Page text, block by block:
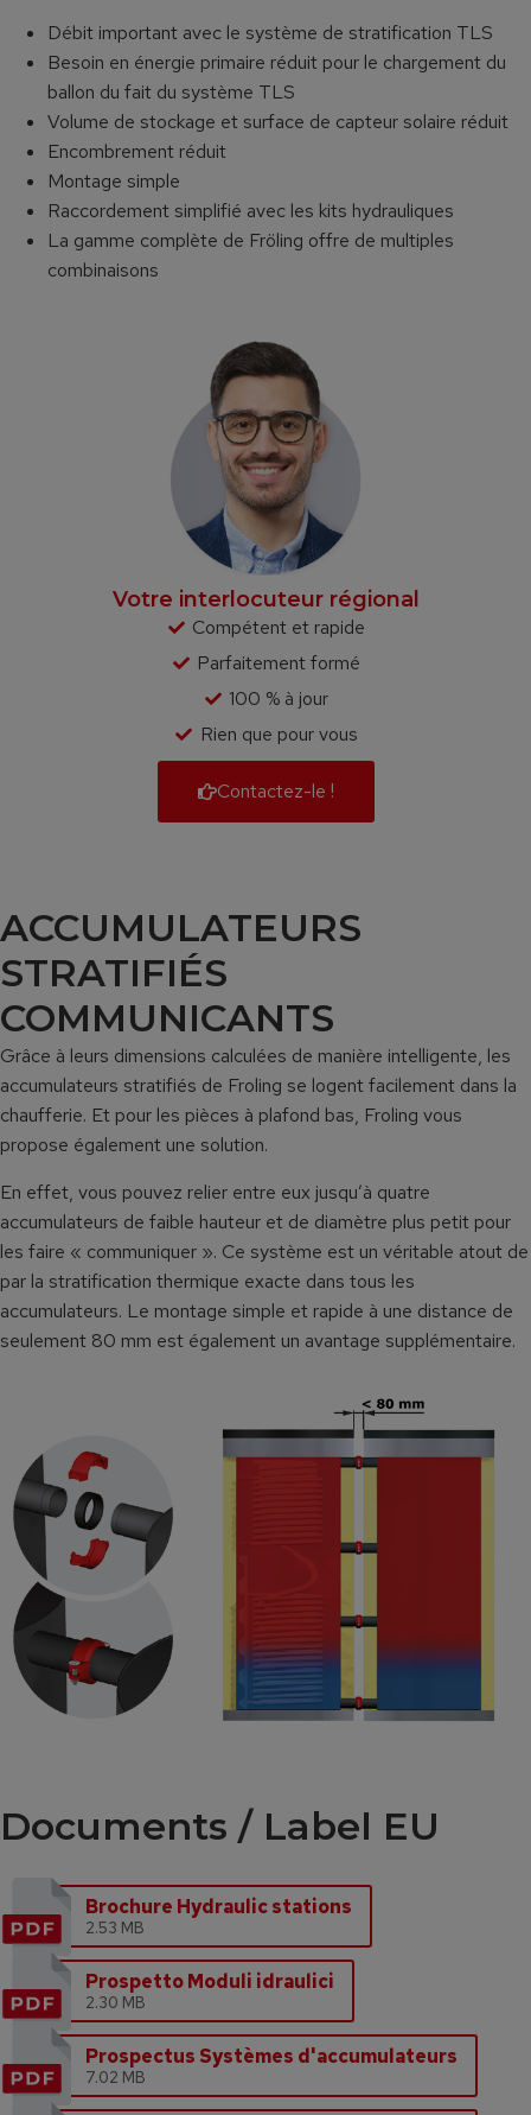
Débit important avec le système de stratification TLS
Besoin en énergie primaire réduit pour le chargement du
ballon du fait du système TLS
Volume de stockage et surface de capteur solaire réduit
Encombrement réduit
Montage simple
Raccordement simplifié avec les kits hydrauliques
La gamme complète de Fröling offre de multiples
combinaisons
Votre interlocuteur régional
Compétent et rapide
Parfaitement formé
100 % à jour
Rien que pour vous
Contactez-le !
ACCUMULATEURS
STRATIFIÉS
COMMUNICANTS
Grâce à leurs dimensions calculées de manière intelligente, les
accumulateurs stratifiés de Froling se logent facilement dans la
chaufferie. Et pour les pièces à plafond bas, Froling vous
propose également une solution.
En effet, vous pouvez relier entre eux jusqu’à quatre
accumulateurs de faible hauteur et de diamètre plus petit pour
les faire « communiquer ». Ce système est un véritable atout de
par la stratification thermique exacte dans tous les
accumulateurs. Le montage simple et rapide à une distance de
seulement 80 mm est également un avantage supplémentaire.
Documents / Label EU
Brochure Hydraulic stations
2.53 MB
Prospetto Moduli idraulici
2.30 MB
Prospectus Systèmes d'accumulateurs
7.02 MB